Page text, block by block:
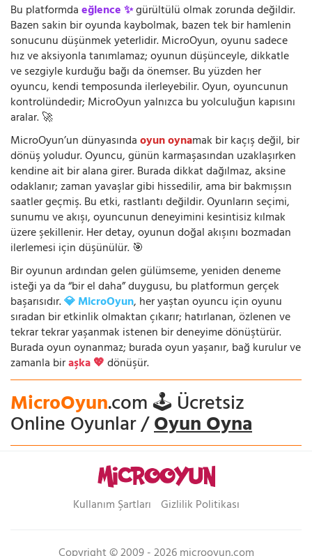
Bu platformdaeğlence ✨gürültülü olmak zorunda değildir.
Bazen sakin bir oyunda kaybolmak, bazen tek bir hamlenin
sonucunu düşünmek yeterlidir. MicroOyun, oyunu sadece
hız ve aksiyonla tanımlamaz; oyunun düşünceyle, dikkatle
ve sezgiyle kurduğu bağı da önemser. Bu yüzden her
oyuncu, kendi temposunda ilerleyebilir. Oyun, oyuncunun
kontrolündedir; MicroOyun yalnızca bu yolculuğun kapısını
aralar. 🚀
MicroOyun’un dünyasındaoyun oynamak bir kaçış değil, bir
dönüş yoludur. Oyuncu, günün karmaşasından uzaklaşırken
kendine ait bir alana girer. Burada dikkat dağılmaz, aksine
odaklanır; zaman yavaşlar gibi hissedilir, ama bir bakmışsın
saatler geçmiş. Bu etki, rastlantı değildir. Oyunların seçimi,
sunumu ve akışı, oyuncunun deneyimini kesintisiz kılmak
üzere şekillenir. Her detay, oyunun doğal akışını bozmadan
ilerlemesi için düşünülür. 🎯
Bir oyunun ardından gelen gülümseme, yeniden deneme
isteği ya da “bir el daha” duygusu, bu platformun gerçek
başarısıdır.💎 MicroOyun, her yaştan oyuncu için oyunu
sıradan bir etkinlik olmaktan çıkarır; hatırlanan, özlenen ve
tekrar tekrar yaşanmak istenen bir deneyime dönüştürür.
Burada oyun oynanmaz; burada oyun yaşanır, bağ kurulur ve
zamanla biraşka 💖dönüşür.
MicroOyun.com 🕹️ Ücretsiz
Online Oyunlar /Oyun Oyna
Kullanım Şartları Gizlilik Politikası